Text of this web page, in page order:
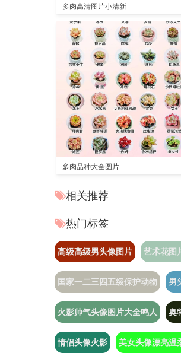
多肉高清图片小清新
多肉品种大全图片
相关推荐
热门标签
高级高级男头像图片 艺术花图
国家一二三四五级保护动物 男
火影帅气头像图片大全鸣人 奥
情侣头像火影 美女头像漂亮温